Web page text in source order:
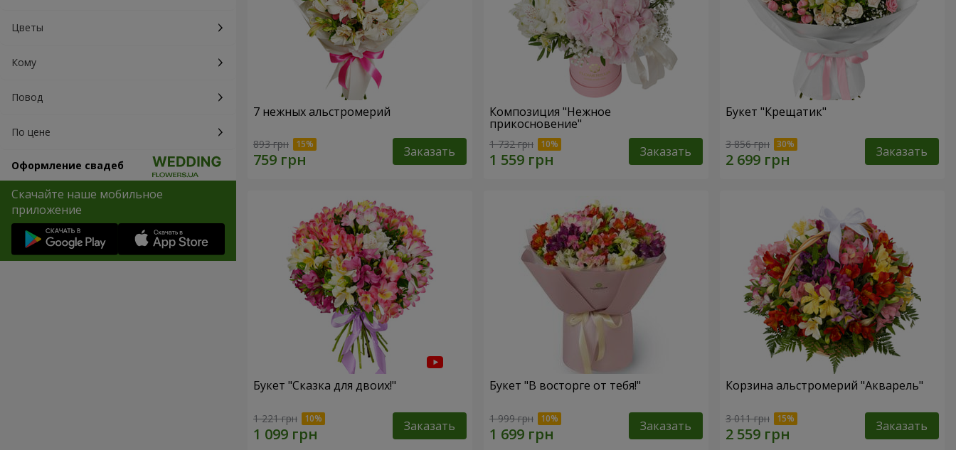
Цветы
Кому
Повод
По цене
Оформление свадеб
Скачайте наше мобильное
приложение
7 нежных альстромерий
893 грн Заказать
Композиция "Нежное
прикосновение"
1 732 грн Заказать
Букет "Крещатик"
3 856 грн Заказать
Букет "Сказка для двоих!"
1 221 грн Заказать
Букет "В восторге от тебя!"
1 999 грн Заказать
Корзина альстромерий "Акварель"
3 011 грн Заказать